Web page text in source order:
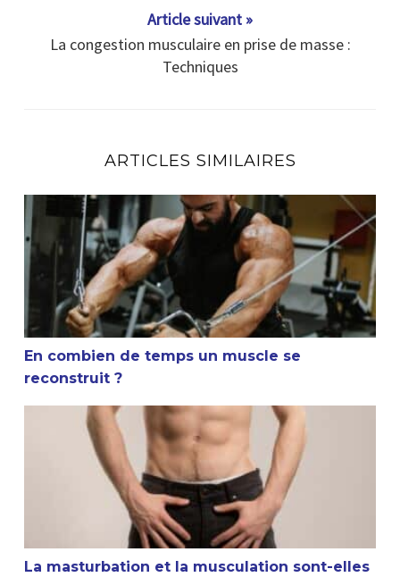
Article suivant »
La congestion musculaire en prise de masse :
Techniques
ARTICLES SIMILAIRES
En combien de temps un muscle se reconstruit ?
En combien de temps un muscle se
reconstruit ?
La masturbation et la musculation sont-elles
La masturbation et la musculation sont-elles